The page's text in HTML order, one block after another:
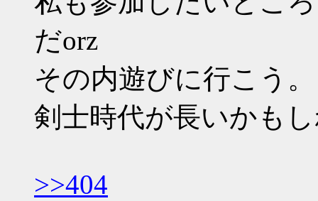
だorz
その内遊びに行こう。
剣士時代が長いかも
>>404